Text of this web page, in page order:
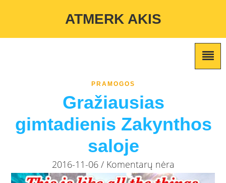
/home/atmerkakis/public_html/wp-content/themes/marketing-
ATMERK AKIS
PRAMOGOS
Gražiausias
gimtadienis Zakynthos
saloje
2016-11-06 / Komentarų nėra